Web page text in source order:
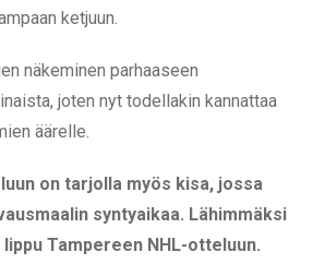
ketjuun.
näkeminen parhaaseen
joten nyt todellakin kannattaa
äärelle.
on tarjolla myös kisa, jossa
syntyaikaa. Lähimmäksi
Tampereen NHL-otteluun.